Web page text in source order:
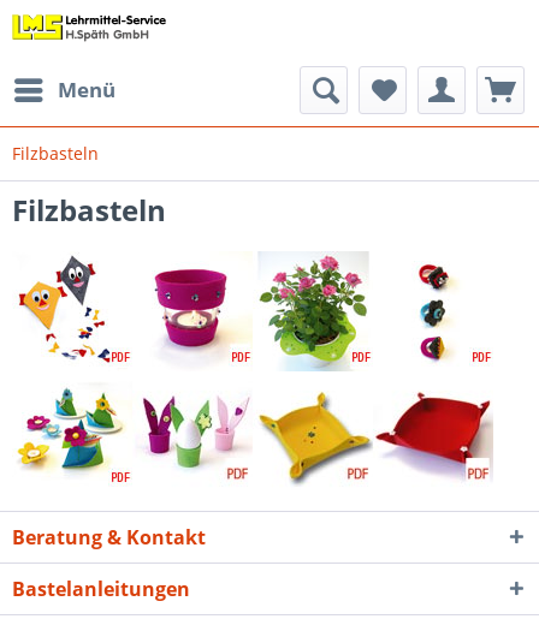
Menü
Filzbasteln
Filzbasteln
Beratung & Kontakt
Bastelanleitungen